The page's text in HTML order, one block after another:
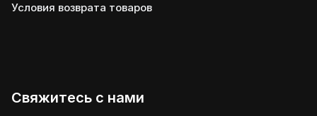
Условия возврата товаров
Свяжитесь с нами